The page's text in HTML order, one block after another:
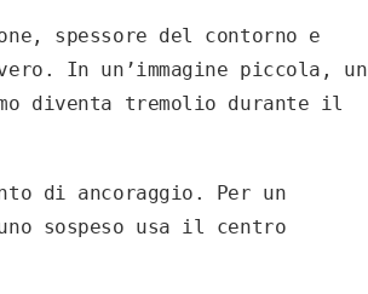
spessore del contorno e
In un’immagine piccola, un
diventa tremolio durante il
di ancoraggio. Per un
sospeso usa il centro